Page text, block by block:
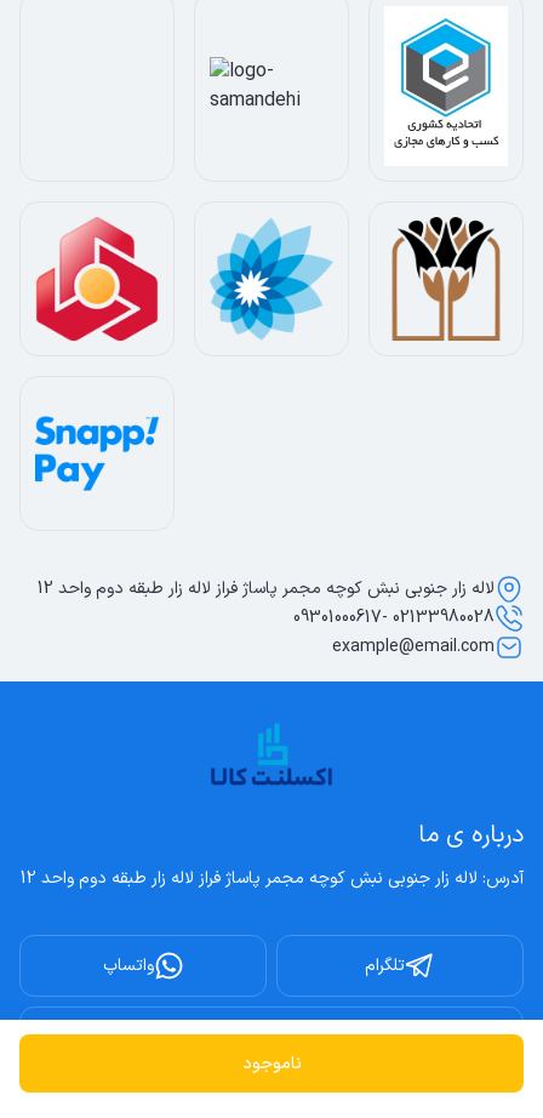
ناموجود
درباره ی ما
آدرس: لاله زار جنوبی نبش کوچه مجمر پاساژ فراز لاله زار طبقه دوم واحد 12
تلگرام واتساپ
اینستاگرام
لاله زار جنوبی نبش کوچه مجمر پاساژ فراز لاله زار طبقه دوم واحد 12
02133980028 -09301000617
example@email.com